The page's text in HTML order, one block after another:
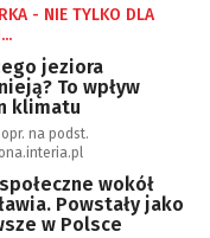
- NIE TYLKO DLA
jeziora
To wpływ
klimatu
opr. na podst.
wokół
Powstały jako
w Polsce